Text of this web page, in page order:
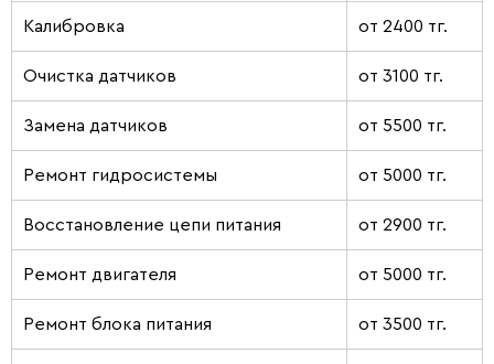
Калибровка от 2400 тг.
Очистка датчиков от 3100 тг.
Замена датчиков от 5500 тг.
Ремонт гидросистемы от 5000 тг.
Восстановление цепи питания от 2900 тг.
Ремонт двигателя от 5000 тг.
Ремонт блока питания от 3500 тг.